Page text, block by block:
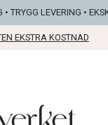
TRYGG LEVERING •
EKSTRA KOSTNAD